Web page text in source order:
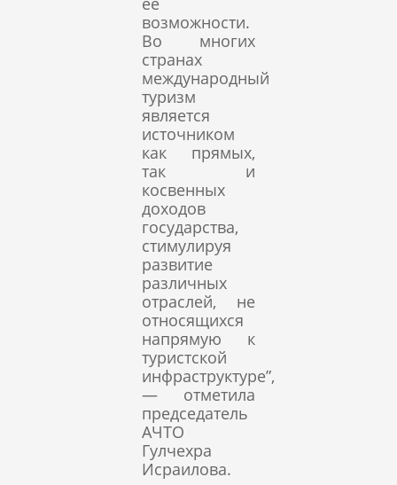
возможности.
Во многих
странах
международный
туризм
является
источником
как прямых,
так и
косвенных
доходов
государства,
стимулируя
развитие
различных
отраслей, не
относящихся
напрямую к
туристской
инфраструктуре”,
— отметила
председатель
АЧТО
Гулчехра
Исраилова.